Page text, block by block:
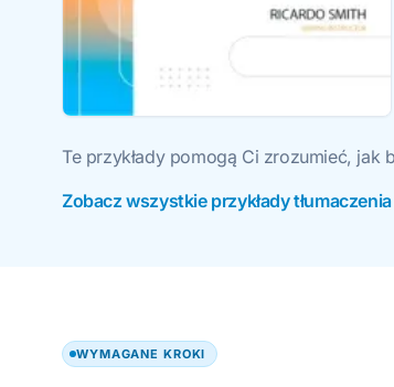
Te przykłady pomogą Ci zrozumieć, jak
Zobacz wszystkie przykłady
WYMAGANE KROKI